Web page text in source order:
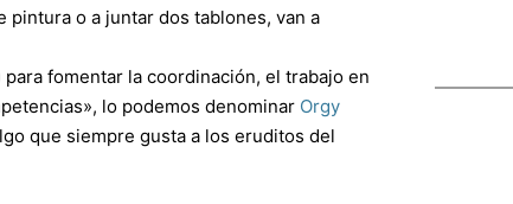
o a juntar dos tablones, van a
fomentar la coordinación, el trabajo en
lo podemos denominar Orgy
que siempre gusta a los eruditos del